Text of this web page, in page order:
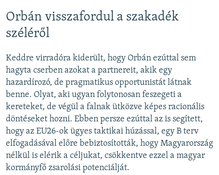
Orbán visszafordul a szakadék
széléről
Keddre virradóra kiderült, hogy Orbán ezúttal sem
hagyta cserben azokat a partnereit, akik egy
hazardírozó, de pragmatikus opportunistát látnak
benne. Olyat, aki ugyan folytonosan feszegeti a
kereteket, de végül a falnak ütközve képes racionális
döntéseket hozni. Ebben persze ezúttal az is segített,
hogy az EU26-ok ügyes taktikai húzással, egy B terv
elfogadásával előre bebiztosították, hogy Magyarország
nélkül is elérik a céljukat, csökkentve ezzel a magyar
kormányfő zsarolási potenciálját.